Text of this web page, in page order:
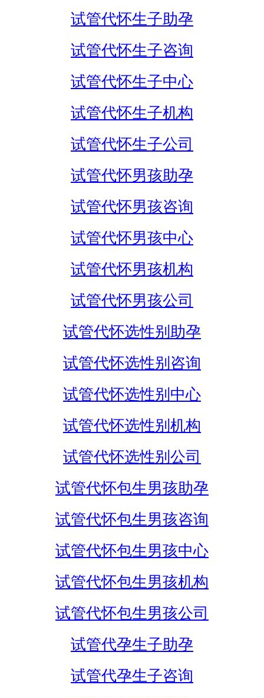
试管代怀生子助孕
试管代怀生子咨询
试管代怀生子中心
试管代怀生子机构
试管代怀生子公司
试管代怀男孩助孕
试管代怀男孩咨询
试管代怀男孩中心
试管代怀男孩机构
试管代怀男孩公司
试管代怀选性别助孕
试管代怀选性别咨询
试管代怀选性别中心
试管代怀选性别机构
试管代怀选性别公司
试管代怀包生男孩助孕
试管代怀包生男孩咨询
试管代怀包生男孩中心
试管代怀包生男孩机构
试管代怀包生男孩公司
试管代孕生子助孕
试管代孕生子咨询